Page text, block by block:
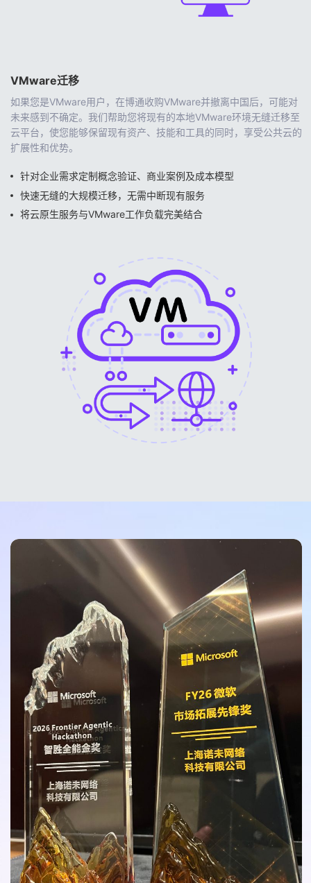
VMware迁移
如果您是VMware用户，在博通收购VMware并撤离中国后，可能对
未来感到不确定。我们帮助您将现有的本地VMware环境无缝迁移至
云平台，使您能够保留现有资产、技能和工具的同时，享受公共云的
扩展性和优势。
针对企业需求定制概念验证、商业案例及成本模型
快速无缝的大规模迁移，无需中断现有服务
将云原生服务与VMware工作负载完美结合